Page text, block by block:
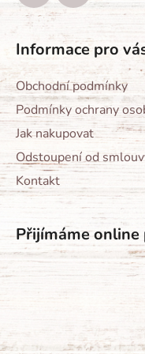
Informace pro
Obchodní podmínky
Podmínky ochrany
Jak nakupovat
Odstoupení od
Kontakt
Přijímáme